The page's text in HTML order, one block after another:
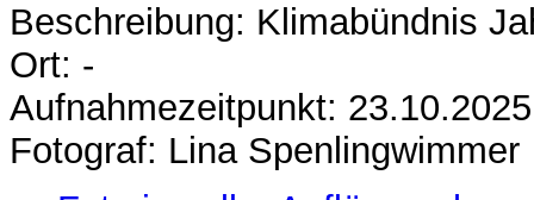
Beschreibung: Klimabündnis
Ort: -
Aufnahmezeitpunkt: 23.10.2025
Fotograf: Lina Spenlingwimmer